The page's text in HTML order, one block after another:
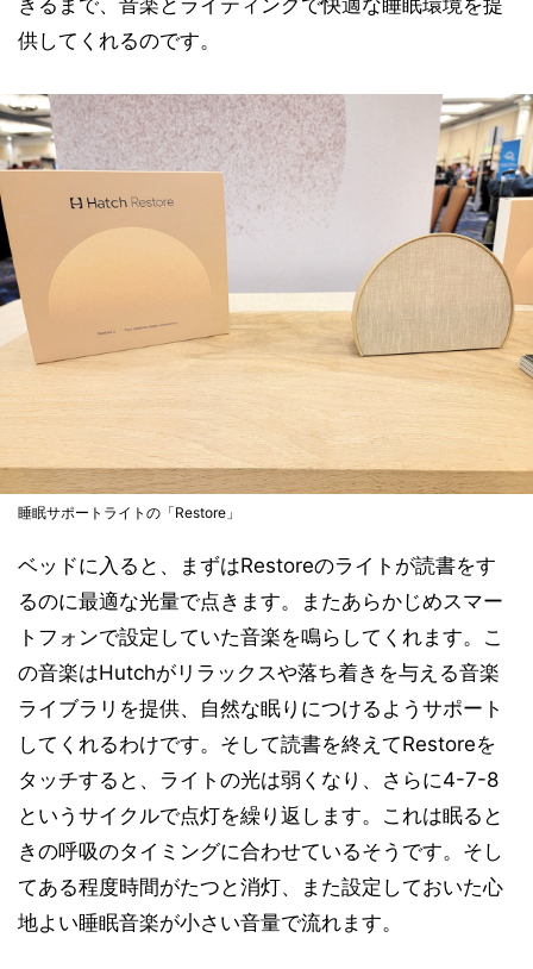
きるまで、音楽とライティングで快適な睡眠環境を提
供してくれるのです。
睡眠サポートライトの「Restore」
ベッドに入ると、まずはRestoreのライトが読書をす
るのに最適な光量で点きます。またあらかじめスマー
トフォンで設定していた音楽を鳴らしてくれます。こ
の音楽はHutchがリラックスや落ち着きを与える音楽
ライブラリを提供、自然な眠りにつけるようサポート
してくれるわけです。そして読書を終えてRestoreを
タッチすると、ライトの光は弱くなり、さらに4-7-8
というサイクルで点灯を繰り返します。これは眠ると
きの呼吸のタイミングに合わせているそうです。そし
てある程度時間がたつと消灯、また設定しておいた心
地よい睡眠音楽が小さい音量で流れます。